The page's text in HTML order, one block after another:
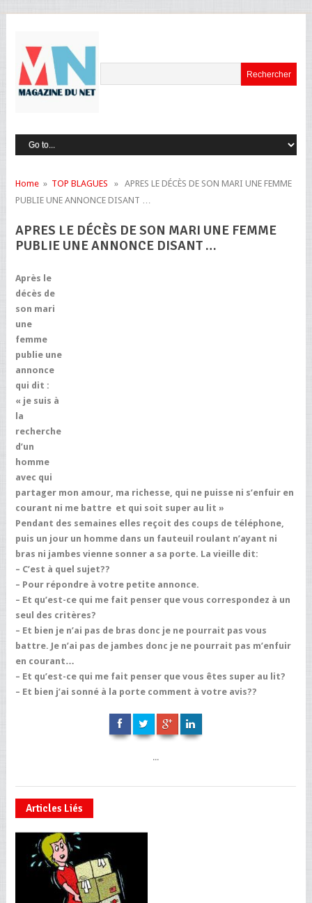
Home» TOP BLAGUES » APRES LE DÉCÈS DE SON MARI UNE FEMME
PUBLIE UNE ANNONCE DISANT …
APRES LE DÉCÈS DE SON MARI UNE FEMME
PUBLIE UNE ANNONCE DISANT …
Après le
décès de
son mari
une
femme
publie une
annonce
qui dit :
« je suis à
la
recherche
d’un
homme
avec qui
partager mon amour, ma richesse, qui ne puisse ni s’enfuir en
courant ni me battre et qui soit super au lit »
Pendant des semaines elles reçoit des coups de téléphone,
puis un jour un homme dans un fauteuil roulant n’ayant ni
bras ni jambes vienne sonner a sa porte. La vieille dit:
– C’est à quel sujet??
– Pour répondre à votre petite annonce.
– Et qu’est-ce qui me fait penser que vous correspondez à un
seul des critères?
– Et bien je n’ai pas de bras donc je ne pourrait pas vous
battre. Je n’ai pas de jambes donc je ne pourrait pas m’enfuir
en courant…
– Et qu’est-ce qui me fait penser que vous êtes super au lit?
– Et bien j’ai sonné à la porte comment à votre avis??
...
Articles Liés